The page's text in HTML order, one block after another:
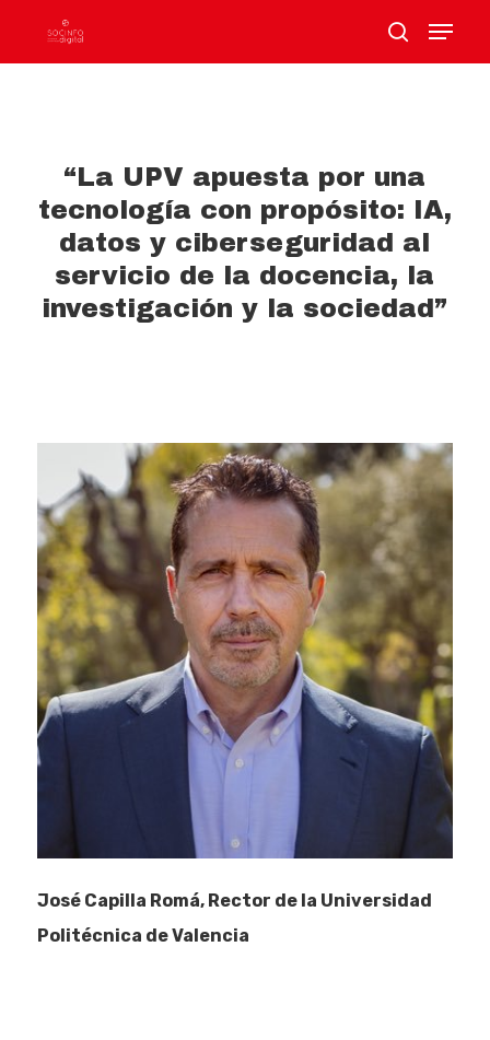
“La UPV apuesta por una
tecnología con propósito: IA,
datos y ciberseguridad al
servicio de la docencia, la
investigación y la sociedad”
José Capilla Romá, Rector de la Universidad
Politécnica de Valencia